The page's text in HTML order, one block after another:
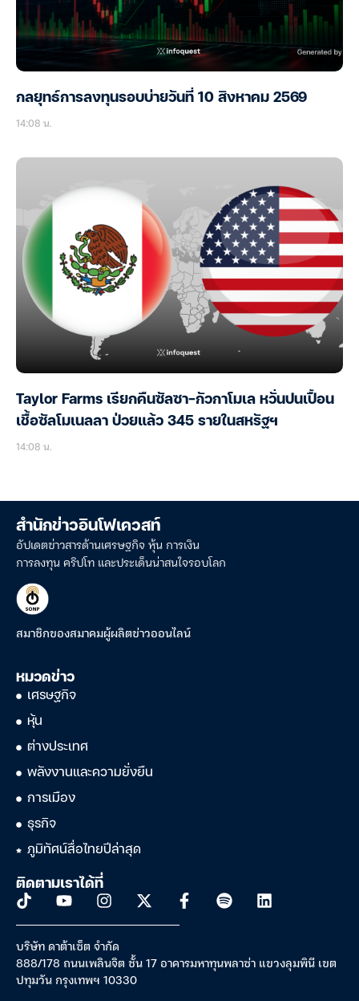
กลยุทธ์การลงทุนรอบบ่ายวันที่ 10 สิงหาคม 2569
14:08 น.
Taylor Farms เรียกคืนซัลซา-กัวกาโมเล หวั่นปนเปื้อน
เชื้อซัลโมเนลลา ป่วยแล้ว 345 รายในสหรัฐฯ
14:08 น.
สำนักข่าวอินโฟเควสท์
อัปเดตข่าวสารด้านเศรษฐกิจ หุ้น การเงิน
การลงทุน คริปโท และประเด็นน่าสนใจรอบโลก
สมาชิกของสมาคมผู้ผลิตข่าวออนไลน์
หมวดข่าว
เศรษฐกิจ
หุ้น
ต่างประเทศ
พลังงานและความยั่งยืน
การเมือง
ธุรกิจ
ภูมิทัศน์สื่อไทยปีล่าสุด
ติดตามเราได้ที่
บริษัท ดาต้าเซ็ต จำกัด
888/178 ถนนเพลินจิต ชั้น 17 อาคารมหาทุนพลาซ่า แขวงลุมพินี เขต
ปทุมวัน กรุงเทพฯ 10330